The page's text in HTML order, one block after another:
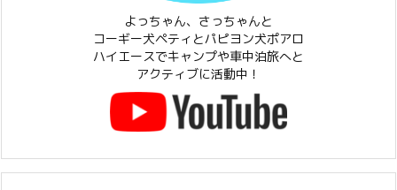
よっちゃん、さっちゃんと
コーギー犬ペティとパピヨン犬ポアロ
ハイエースでキャンプや車中泊旅へと
アクティブに活動中！